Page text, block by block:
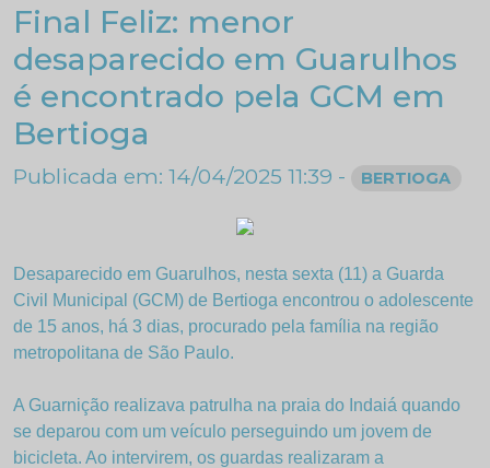
Final Feliz: menor
desaparecido em Guarulhos
é encontrado pela GCM em
Bertioga
Publicada em: 14/04/2025 11:39 - BERTIOGA
Desaparecido em Guarulhos, nesta sexta (11) a Guarda
Civil Municipal (GCM) de Bertioga encontrou o adolescente
de 15 anos, há 3 dias, procurado pela família na região
metropolitana de São Paulo.
A Guarnição realizava patrulha na praia do Indaiá quando
se deparou com um veículo perseguindo um jovem de
bicicleta. Ao intervirem, os guardas realizaram a